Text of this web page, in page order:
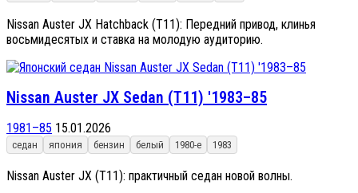
Nissan Auster JX Hatchback (T11): Передний привод, клинья
восьмидесятых и ставка на молодую аудиторию.
Nissan Auster JX Sedan (T11) '1983–85
1981–85 15.01.2026
седан япония бензин белый 1980-е 1983
Nissan Auster JX (T11): практичный седан новой волны.